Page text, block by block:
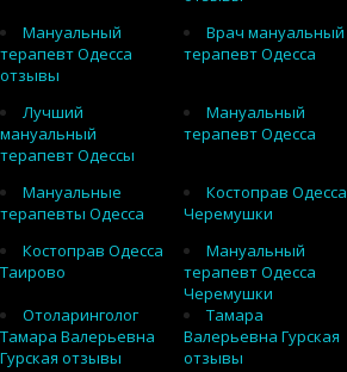
Мануальный
терапевт Одесса
отзывы
Врач мануальный
терапевт Одесса
Лучший
мануальный
терапевт Одессы
Мануальный
терапевт Одесса
Мануальные
терапевты Одесса
Костоправ Одесса
Черемушки
Костоправ Одесса
Таирово
Мануальный
терапевт Одесса
Черемушки
Отоларинголог
Тамара Валерьевна
Гурская отзывы
Тамара
Валерьевна Гурская
отзывы